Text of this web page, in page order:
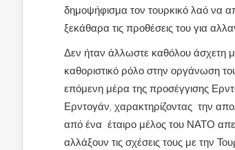
δημοψήφισμα τον τουρκικό λαό να
ξεκάθαρα τις προθέσεις του για
Δεν ήταν άλλωστε καθόλου άσχετη
καθοριστικό ρόλο στην οργάνωση
επόμενη μέρα της προσέγγισης
Ερντογάν, χαρακτηρίζοντας την
από ένα έταιρο μέλος του ΝΑΤΟ
αλλάξουν τις σχέσεις τους με την